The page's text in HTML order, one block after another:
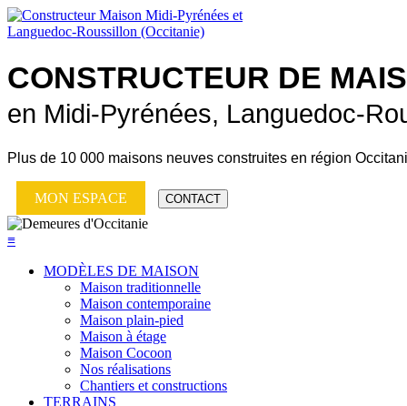
CONSTRUCTEUR DE
en Midi-Pyrénées, Languedoc-
Plus de 10 000 maisons neuves construites en région
MON ESPACE CONTACT
≡
MODÈLES DE MAISON
Maison traditionnelle
Maison contemporaine
Maison plain-pied
Maison à étage
Maison Cocoon
Nos réalisations
Chantiers et constructions
TERRAINS